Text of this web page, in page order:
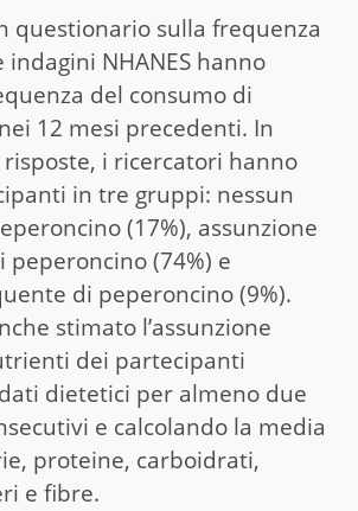
questionario sulla frequenza
NHANES hanno
del consumo di
12 mesi precedenti. In
i ricercatori hanno
in tre gruppi: nessun
(17%), assunzione
peperoncino (74%) e
di peperoncino (9%).
stimato l’assunzione
dei partecipanti
dietetici per almeno due
e calcolando la media
proteine, carboidrati,
e fibre.